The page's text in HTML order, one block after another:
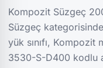
Kompozit Süzgeç
Süzgeç
yük sınıfı,
3530-S-D400 kodlu